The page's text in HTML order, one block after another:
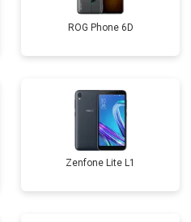
ROG Phone 6D
Zenfone Lite L1